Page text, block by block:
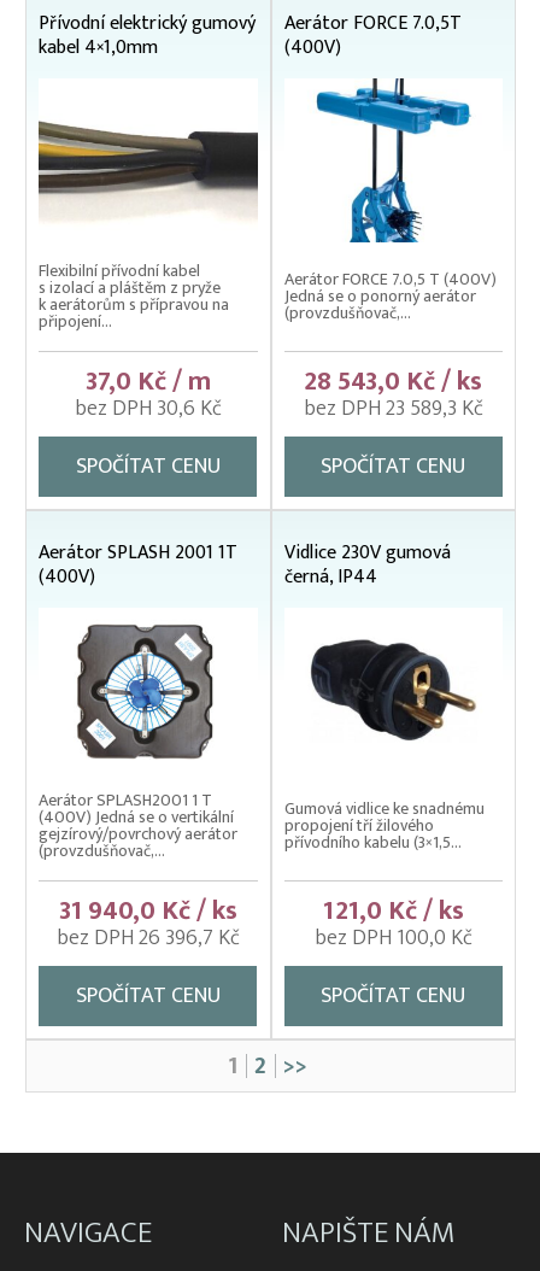
Přívodní elektrický gumový
kabel 4×1,0mm
Flexibilní přívodní kabel
s izolací a pláštěm z pryže
k aerátorům s přípravou na
připojení...
37,0 Kč / m
bez DPH 30,6 Kč
SPOČÍTAT CENU
Aerátor FORCE 7.0,5T
(400V)
Aerátor FORCE 7.0,5 T (400V)
Jedná se o ponorný aerátor
(provzdušňovač,...
28 543,0 Kč / ks
bez DPH 23 589,3 Kč
SPOČÍTAT CENU
Aerátor SPLASH 2001 1T
(400V)
Aerátor SPLASH2001 1 T
(400V) Jedná se o vertikální
gejzírový/povrchový aerátor
(provzdušňovač,...
31 940,0 Kč / ks
bez DPH 26 396,7 Kč
SPOČÍTAT CENU
Vidlice 230V gumová
černá, IP44
Gumová vidlice ke snadnému
propojení tří žilového
přívodního kabelu (3×1,5...
121,0 Kč / ks
bez DPH 100,0 Kč
SPOČÍTAT CENU
1 2 >>
NAVIGACE NAPIŠTE NÁM